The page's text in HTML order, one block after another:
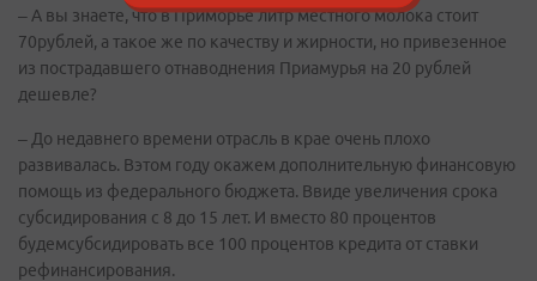
– А вы знаете, что в Приморье литр местного молока стоит
70рублей, а такое же по качеству и жирности, но привезенное
из пострадавшего отнаводнения Приамурья на 20 рублей
дешевле?
– До недавнего времени отрасль в крае очень плохо
развивалась. Вэтом году окажем дополнительную финансовую
помощь из федерального бюджета. Ввиде увеличения срока
субсидирования с 8 до 15 лет. И вместо 80 процентов
будемсубсидировать все 100 процентов кредита от ставки
рефинансирования.